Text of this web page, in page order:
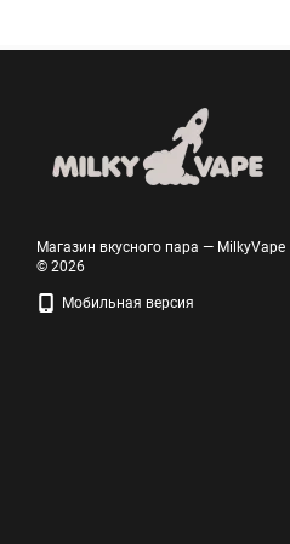
Магазин вкусного пара — MilkyVape
© 2026
Мобильная версия